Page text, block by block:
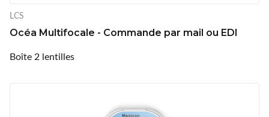
LCS
Océa Multifocale - Commande par mail ou EDI
Boîte 2 lentilles